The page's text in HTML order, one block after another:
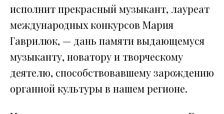
исполнит прекрасный музыкант, лауреат
международных конкурсов Мария
Гаврилюк, — дань памяти выдающемуся
музыканту, новатору и творческому
деятелю, способствовавшему зарождению
органной культуры в нашем регионе.